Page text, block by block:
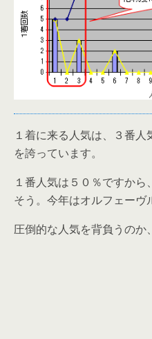
１着に来る人気は、３番
を誇っています。
１番人気は５０％ですから
そう。今年はオルフェーヴ
圧倒的な人気を背負うのか